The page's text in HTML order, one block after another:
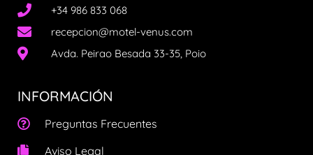
+34 986 833 068
recepcion@motel-venus.com
Avda. Peirao Besada 33-35, Poio
INFORMACIÓN
Preguntas Frecuentes
Aviso Legal